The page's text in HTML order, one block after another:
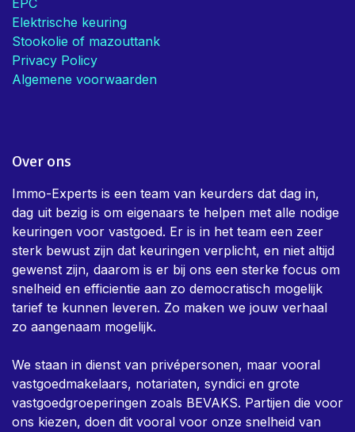
EPC
Elektrische keuring
Stookolie of mazouttank
Privacy Policy
Algemene voorwaarden
Over ons
Immo-Experts is een team van keurders dat dag in,
dag uit bezig is om eigenaars te helpen met alle nodige
keuringen voor vastgoed. Er is in het team een zeer
sterk bewust zijn dat keuringen verplicht, en niet altijd
gewenst zijn, daarom is er bij ons een sterke focus om
snelheid en efficientie aan zo democratisch mogelijk
tarief te kunnen leveren. Zo maken we jouw verhaal
zo aangenaam mogelijk.
We staan in dienst van privépersonen, maar vooral
vastgoedmakelaars, notariaten, syndici en grote
vastgoedgroeperingen zoals BEVAKS. Partijen die voor
ons kiezen, doen dit vooral voor onze snelheid van